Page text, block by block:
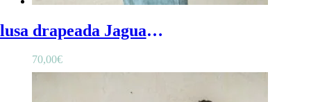
Blusa drapeada Jaguar - Blusa mujer ceremonia con estampado jaguar y escote drapeado
70,00€